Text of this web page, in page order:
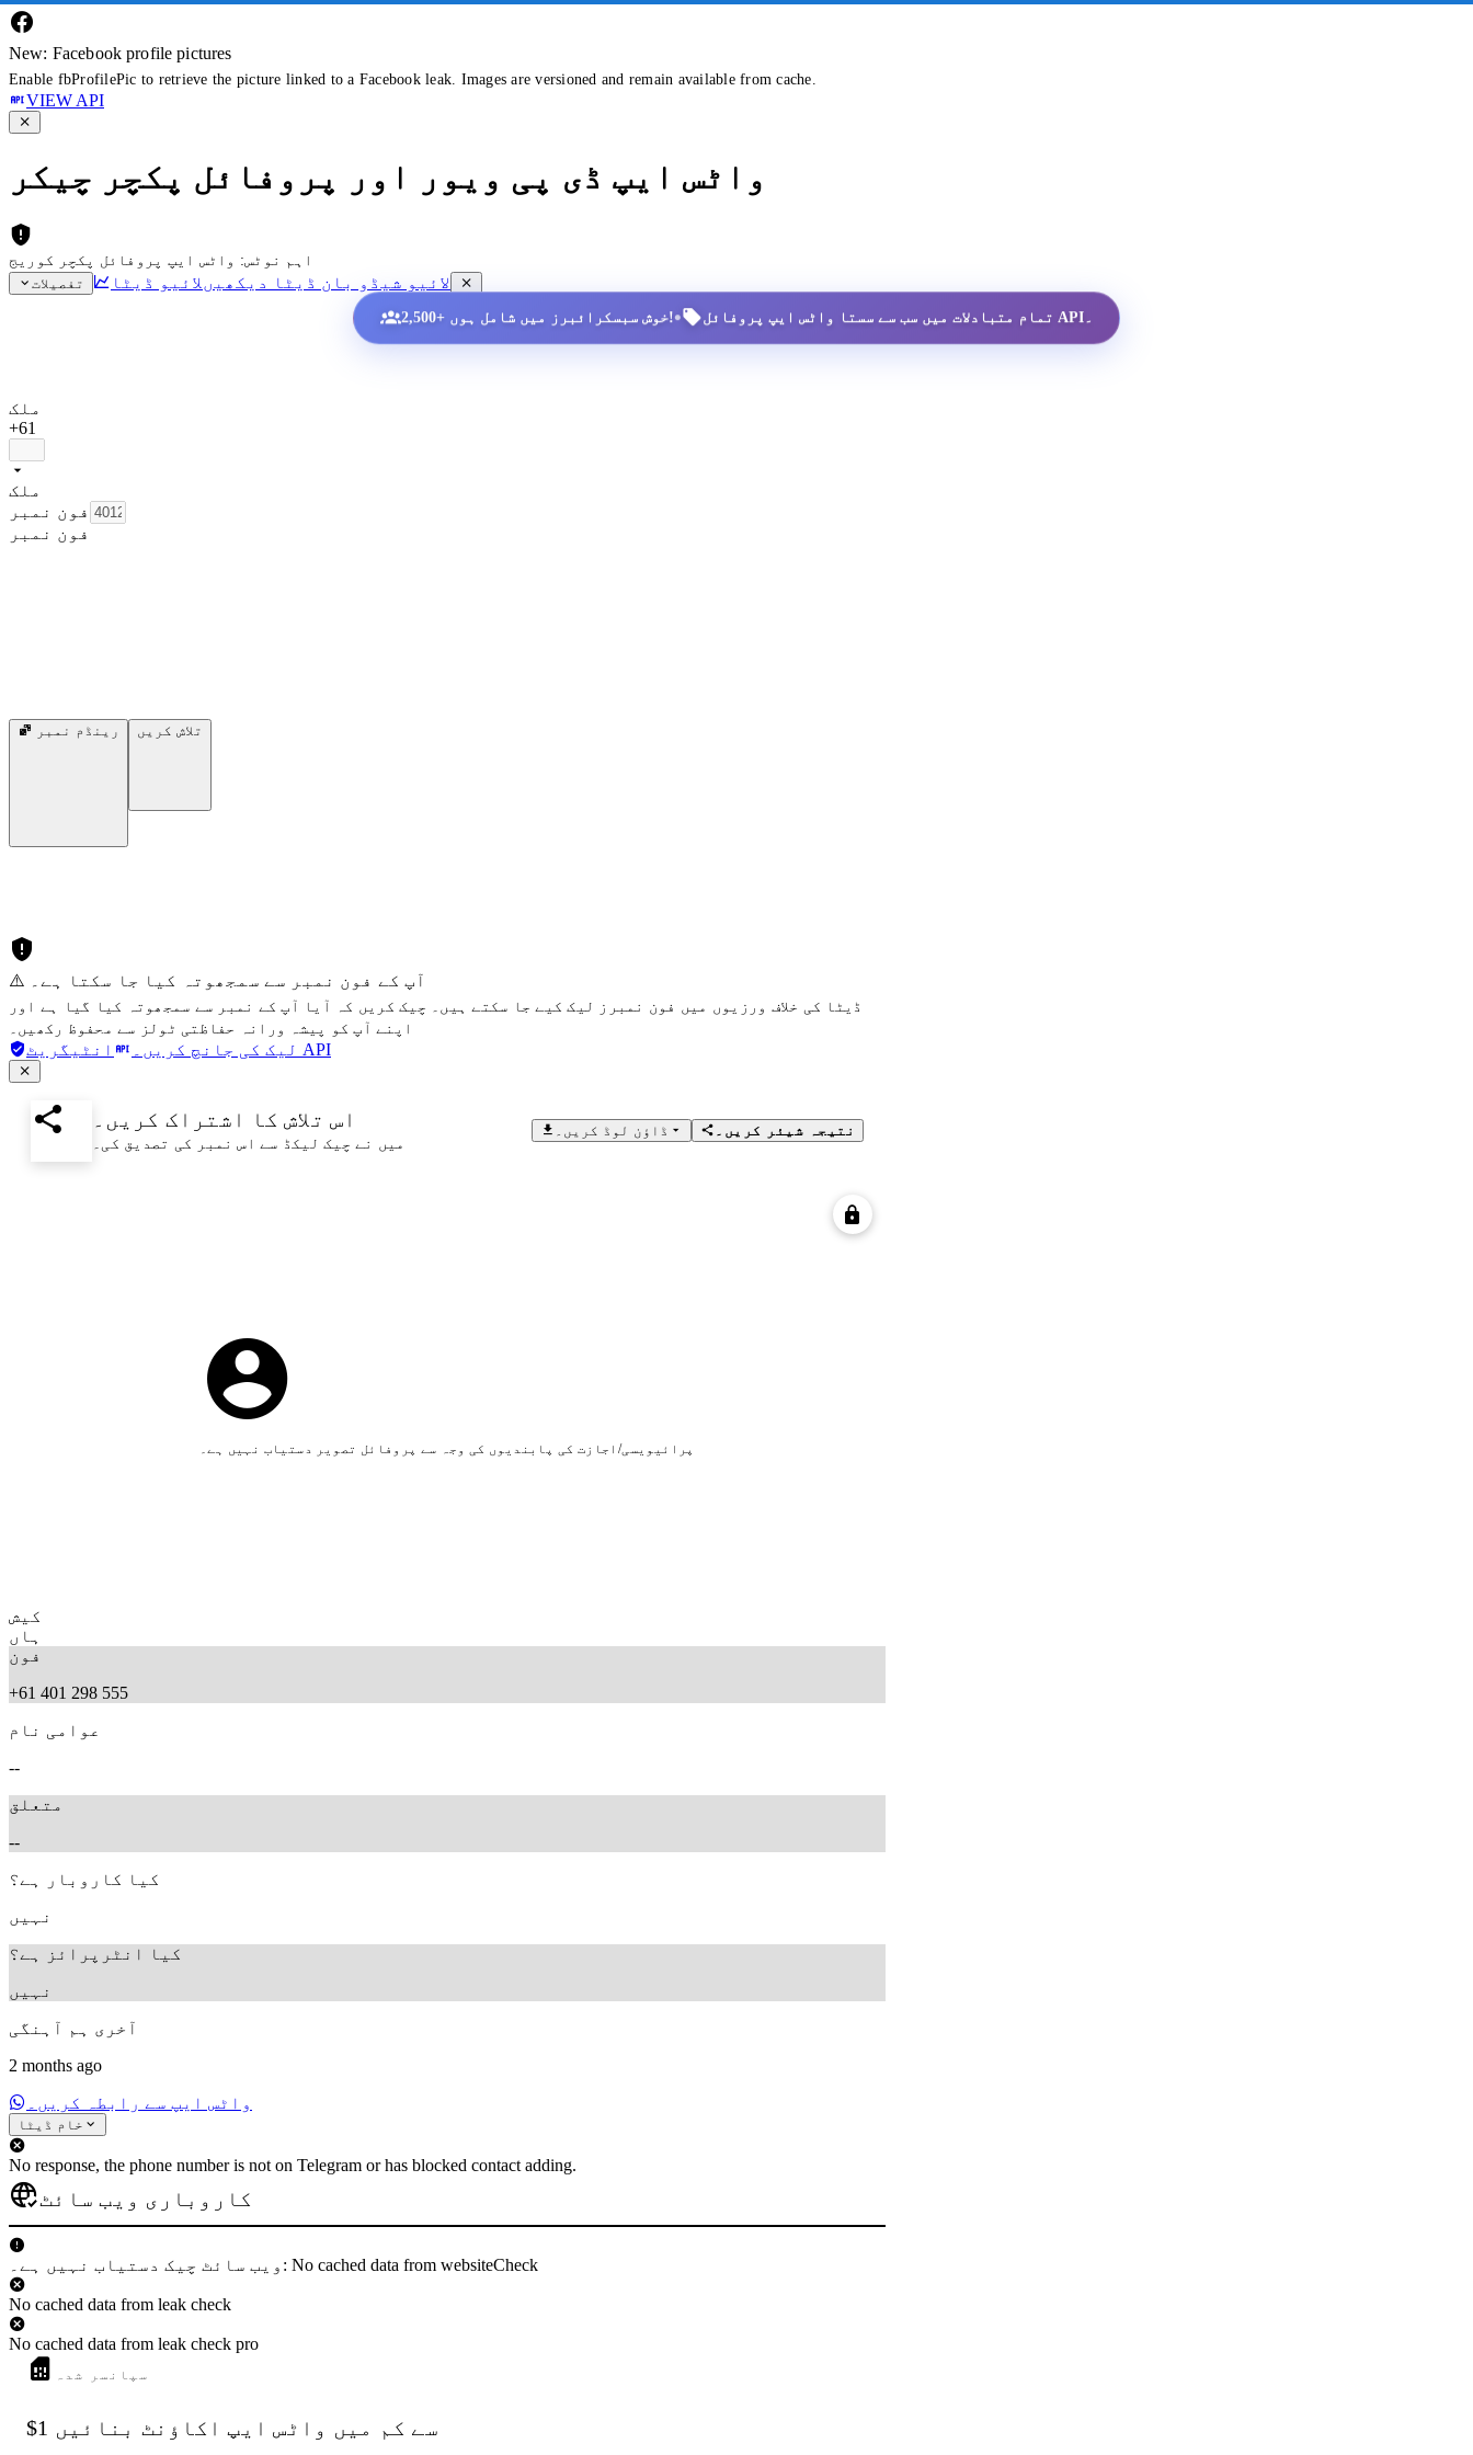
New: Facebook profile pictures
Enable fbProfilePic to retrieve the picture linked to a Facebook leak. Images are versioned and remain available from cache.
VIEW API
واٹس ایپ ڈی پی ویور اور پروفائل پکچر چیکر
اہم نوٹس: واٹس ایپ پروفائل پکچر کوریج
تفصیلات
لائیو شیڈو بان ڈیٹا دیکھیں لائیو ڈیٹا
2,500+ خوش سبسکرائبرز میں شامل ہوں!• تمام متبادلات میں سب سے سستا واٹس ایپ پروفائل API۔
ملک
+61
ملک
فون نمبر
فون نمبر
رینڈم نمبر تلاش کریں
⚠️ آپ کے فون نمبر سے سمجھوتہ کیا جا سکتا ہے۔
ڈیٹا کی خلاف ورزیوں میں فون نمبرز لیک کیے جا سکتے ہیں۔ چیک کریں کہ آیا آپ کے نمبر سے سمجھوتہ کیا گیا ہے اور
اپنے آپ کو پیشہ ورانہ حفاظتی ٹولز سے محفوظ رکھیں۔
لیک کی جانچ کریں۔ انٹیگریٹ API
اس تلاش کا اشتراک کریں۔
میں نے چیک لیکڈ سے اس نمبر کی تصدیق کی۔
ڈاؤن لوڈ کریں۔ نتیجہ شیئر کریں۔
پرائیویسی/اجازت کی پابندیوں کی وجہ سے پروفائل تصویر دستیاب نہیں ہے۔
کیش
ہاں
فون
+61 401 298 555
عوامی نام
--
متعلق
--
کیا کاروبار ہے؟
نہیں
کیا انٹرپرائز ہے؟
نہیں
آخری ہم آہنگی
2 months ago
واٹس ایپ سے رابطہ کریں۔
خام ڈیٹا
No response, the phone number is not on Telegram or has blocked contact adding.
کاروباری ویب سائٹ
ویب سائٹ چیک دستیاب نہیں ہے۔: No cached data from websiteCheck
No cached data from leak check
No cached data from leak check pro
سپانسر شدہ
$1 سے کم میں واٹس ایپ اکاؤنٹ بنائیں